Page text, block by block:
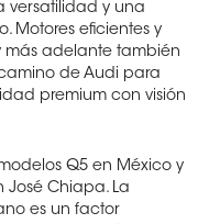
versatilidad y una
Motores eficientes y
más adelante también
de Audi para
premium con visión
Q5 en México y
Chiapa. La
es un factor